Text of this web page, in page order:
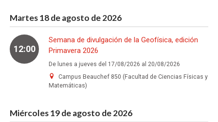
Martes 18 de agosto de 2026
12:00
Semana de divulgación de la Geofísica, edición
Primavera 2026
De lunes a jueves del 17/08/2026 al 20/08/2026
Campus Beauchef 850 (Facultad de Ciencias Físicas y
Matemáticas)
Miércoles 19 de agosto de 2026